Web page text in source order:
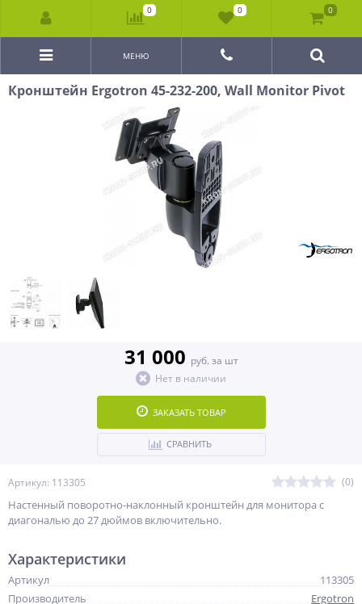
МЕНЮ
Кронштейн Ergotron 45-232-200, Wall Monitor Pivot
Артикул: 113305 (0)
Настенный поворотно-наклонный кронштейн для монитора с
диагональю до 27 дюймов включительно.
31 000 руб. за шт
Нет в наличии
ЗАКАЗАТЬ ТОВАР
СРАВНИТЬ
Характеристики
Артикул
113305
Производитель
Ergotron
0 0 0